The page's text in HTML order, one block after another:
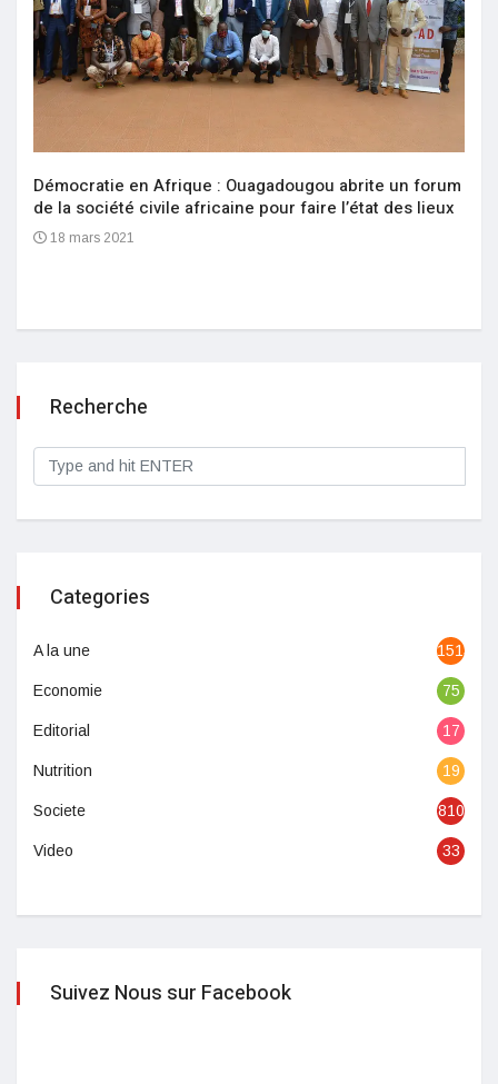
Démocratie en Afrique : Ouagadougou abrite un forum
de la société civile africaine pour faire l’état des lieux
18 mars 2021
Recherche
Categories
A la une 1513
Economie 75
Editorial 17
Nutrition 19
Societe 810
Video 33
Suivez Nous sur Facebook